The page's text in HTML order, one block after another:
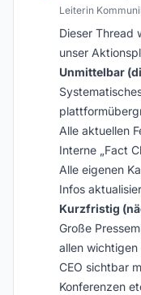
Leiterin
Dieser Thread
unser
Unmittelbar
Alle aktuellen
Interne „Fact
Alle eigenen
Infos
Kurzfristig
Große
allen wichtigen
CEO sichtbar
Konferenzen